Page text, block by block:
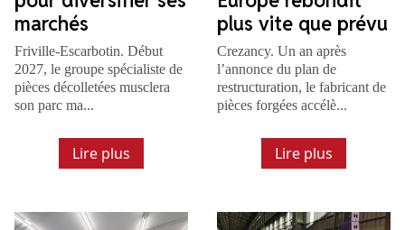
marchés
Friville-Escarbotin. Début
2027, le groupe spécialiste de
pièces décolletées musclera
son parc ma...
Lire plus
plus vite que prévu
Crezancy. Un an après
l’annonce du plan de
restructuration, le fabricant de
pièces forgées accélè...
Lire plus